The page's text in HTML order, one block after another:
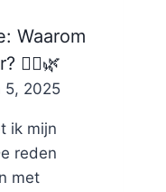
Waarom
🏃‍♀️🌿
5, 2025
ik mijn
reden
met